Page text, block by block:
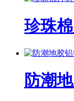
珍珠
防潮